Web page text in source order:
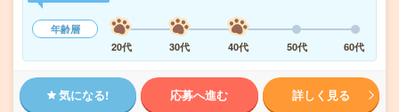
年齢層
20代
30代 40代 50代 60代
気になる! 応募へ進む 詳しく見る